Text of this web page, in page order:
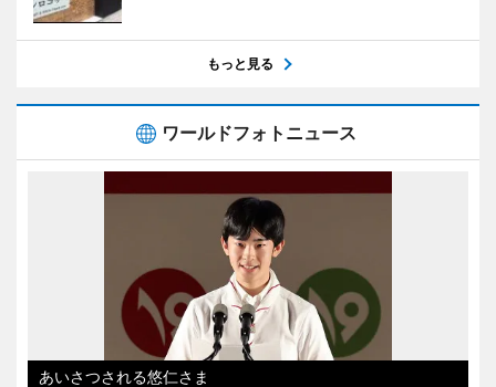
もっと見る
ワールドフォトニュース
あいさつされる悠仁さま